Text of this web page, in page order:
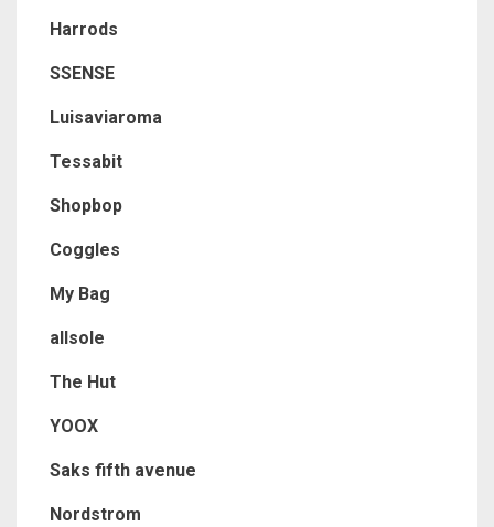
Harrods
SSENSE
Luisaviaroma
Tessabit
Shopbop
Coggles
My Bag
allsole
The Hut
YOOX
Saks fifth avenue
Nordstrom